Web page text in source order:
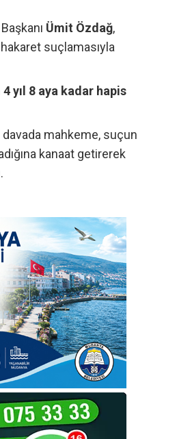
Ümit Özdağ,
suçlamasıyla
4 yıl 8 aya kadar hapis
davada mahkeme, suçun
kanaat getirerek